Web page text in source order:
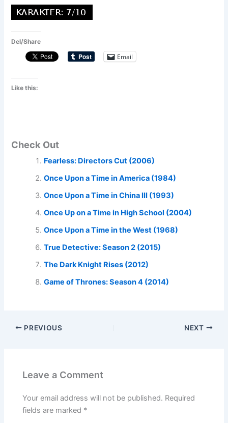
Del/Share
Email
Like this:
Check Out
Fearless: Directors Cut (2006)
Once Upon a Time in America (1984)
Once Upon a Time in China III (1993)
Once Up on a Time in High School (2004)
Once Upon a Time in the West (1968)
True Detective: Season 2 (2015)
The Dark Knight Rises (2012)
Game of Thrones: Season 4 (2014)
PREVIOUS NEXT
Leave a Comment
Your email address will not be published. Required
fields are marked *